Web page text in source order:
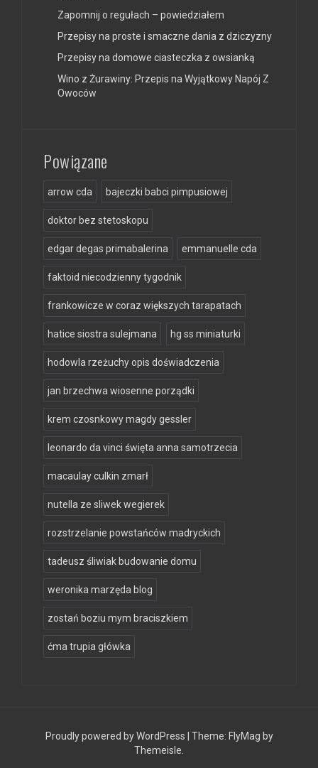
Zapomnij o regułach – powiedziałem
Przepisy na proste i smaczne dania z dziczyzny
Przepisy na domowe ciasteczka z owsianką
Wino z Żurawiny: Przepis na Wyjątkowy Napój Z
Owoców
Powiązane
arrow cda bajeczki babci pimpusiowej
doktor bez stetoskopu
edgar degas primabalerina emmanuelle cda
faktoid niecodzienny tygodnik
frankowicze w coraz większych tarapatach
hatice siostra sulejmana hg ss miniaturki
hodowla rzeżuchy opis doświadczenia
jan brzechwa wiosenne porządki
krem czosnkowy magdy gessler
leonardo da vinci święta anna samotrzecia
macaulay culkin zmarł
nutella ze sliwek wegierek
rozstrzelanie powstańców madryckich
tadeusz śliwiak budowanie domu
weronika marzęda blog
zostań boziu mym braciszkiem
ćma trupia główka
Proudly powered by WordPress Theme: FlyMag by
Themeisle.